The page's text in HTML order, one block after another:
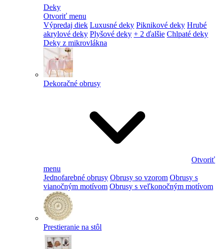
Deky
Otvoriť menu
Výpredaj diek Luxusné deky Piknikové deky Hrubé
akrylové deky Plyšové deky + 2 ďalšie Chlpaté deky
Deky z mikrovlákna
Dekoračné obrusy
Otvoriť
menu
Jednofarebné obrusy Obrusy so vzorom Obrusy s
vianočným motívom Obrusy s veľkonočným motívom
Prestieranie na stôl